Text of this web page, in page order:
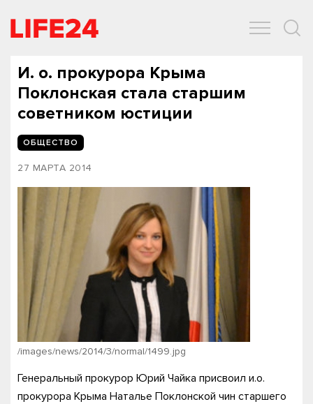
И. о. прокурора Крыма
Поклонская стала старшим
советником юстиции
ОБЩЕСТВО
27 МАРТА 2014
/images/news/2014/3/normal/1499.jpg
Генеральный прокурор Юрий Чайка присвоил и.о.
прокурора Крыма Наталье Поклонской чин старшего